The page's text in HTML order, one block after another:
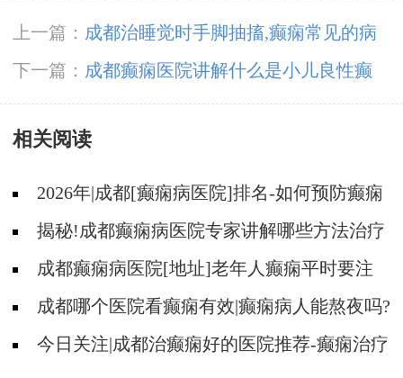
上一篇： 成都治睡觉时手脚抽搐,癫痫常见的病
因
下一篇： 成都癫痫医院讲解什么是小儿良性癫
痫?
相关阅读
2026年|成都[癫痫病医院]排名-如何预防癫痫
治疗走入误区?
揭秘!成都癫痫病医院专家讲解哪些方法治疗
癫痫好?
成都癫痫病医院[地址]老年人癫痫平时要注
意什么?
成都哪个医院看癫痫有效|癫痫病人能熬夜吗?
今日关注|成都治癫痫好的医院推荐-癫痫治疗